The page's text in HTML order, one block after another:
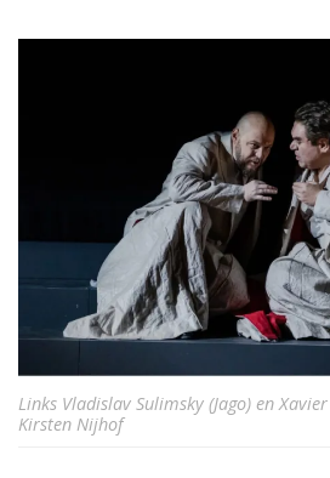
Links Vladislav Sulimsky (Jago) en
Kirsten Nijhof